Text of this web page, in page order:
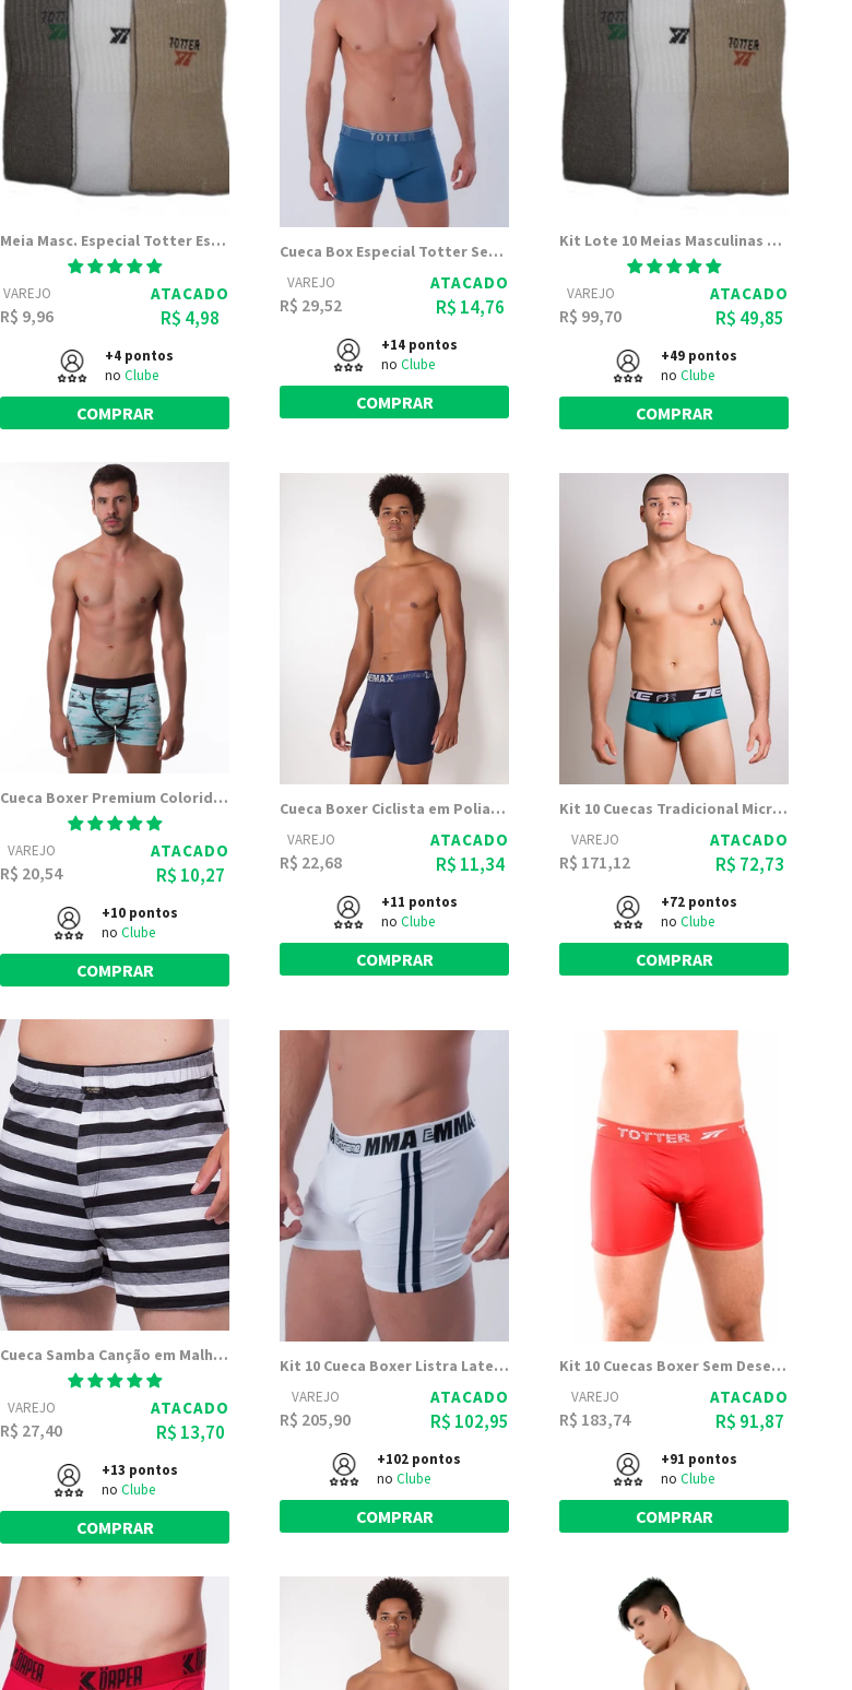
Meia Masc. Especial Totter Esporte Cano Longo 8080
VAREJO
R$ 9,96
ATACADO
R$ 4,98
+4 pontos
no Clube
COMPRAR
Cueca Box Especial Totter Sem desenhos em Poliamida | Boxer Premium
VAREJO
R$ 29,52
ATACADO
R$ 14,76
+14 pontos
no Clube
COMPRAR
Kit Lote 10 Meias Masculinas de Cano Longo - Meias Totter
VAREJO
R$ 99,70
ATACADO
R$ 49,85
+49 pontos
no Clube
COMPRAR
Cueca Boxer Premium Colorida | 26502
VAREJO
R$ 20,54
ATACADO
R$ 10,27
+10 pontos
no Clube
COMPRAR
Cueca Boxer Ciclista em Poliamida com Elástico de 40mm | 5560
VAREJO
R$ 22,68
ATACADO
R$ 11,34
+11 pontos
no Clube
COMPRAR
Kit 10 Cuecas Tradicional Microfibra Slip de elástico 40mm
VAREJO
R$ 171,12
ATACADO
R$ 72,73
+72 pontos
no Clube
COMPRAR
Cueca Samba Canção em Malha com Elástico no Cós | 1701
VAREJO
R$ 27,40
ATACADO
R$ 13,70
+13 pontos
no Clube
COMPRAR
Kit 10 Cueca Boxer Listra Lateral Microfibra | Neymar
VAREJO
R$ 205,90
ATACADO
R$ 102,95
+102 pontos
no Clube
COMPRAR
Kit 10 Cuecas Boxer Sem Desenho com Elástico 35mm | Totter 8041
VAREJO
R$ 183,74
ATACADO
R$ 91,87
+91 pontos
no Clube
COMPRAR